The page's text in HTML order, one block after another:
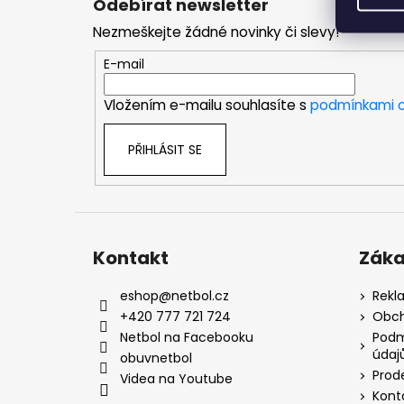
Odebírat newsletter
Nezmeškejte žádné novinky či slevy!
E-mail
Vložením e-mailu souhlasíte s podmínkami
PŘIHLÁSIT SE
Kontakt
eshop@netbol.cz
+420 777 721 724
Netbol na Facebooku
obuvnetbol
Videa na Youtube